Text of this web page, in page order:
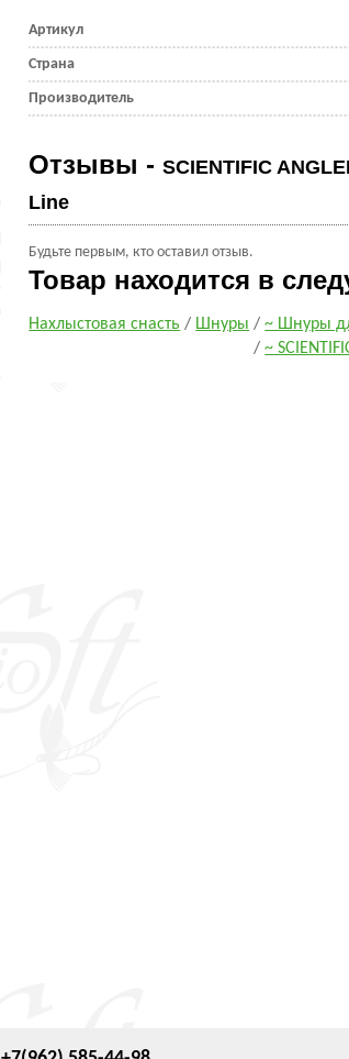
Артикул
Страна
Производитель
Отзывы -SCIENTIFIC
Line
Будьте первым, кто оставил отзыв.
Товар находится в
Нахлыстовая снасть / Шнуры /~ Шнуры
/~